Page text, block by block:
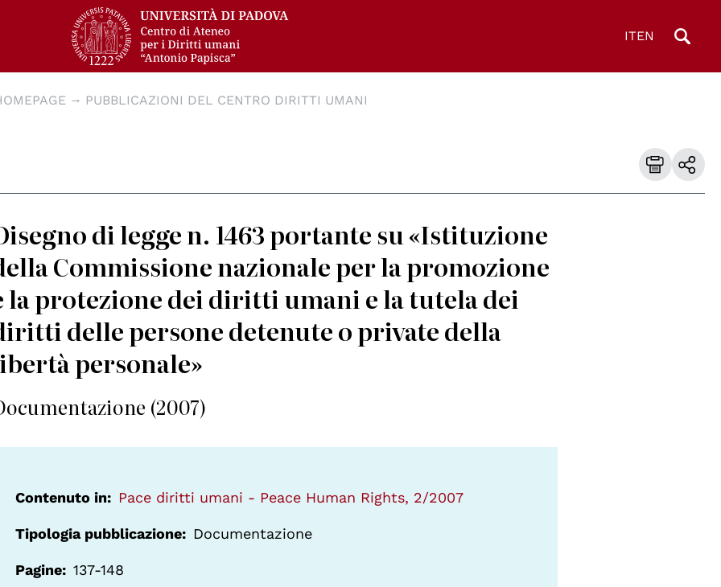
ITEN
PUBBLICAZIONI DEL CENTRO DIRITTI UMANI
di legge n. 1463 portante su «Istituzione
Commissione nazionale per la promozione
la protezione dei diritti umani e la tutela dei
delle persone detenute o private della
personale»
(2007)
Contenuto in Pace diritti umani - Peace Human Rights, 2/2007
Tipologia pubblicazione Documentazione
Pagine 137-148